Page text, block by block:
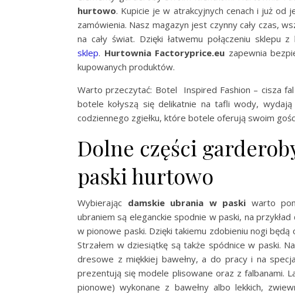
hurtowo. Kupicie je w atrakcyjnych cenach i już od
zamówienia. Nasz magazyn jest czynny cały czas,
na cały świat. Dzięki łatwemu połączeniu
sklep. Hurtownia Factoryprice.eu zapewnia
kupowanych produktów.
Warto przeczytać: Botel Inspired Fashion – cisza
botele kołyszą się delikatnie na tafli wody,
codziennego zgiełku, które botele oferują swoim
Dolne części
paski hurtowo
Wybierając damskie ubrania w paski warto
ubraniem są eleganckie spodnie w paski, na
w pionowe paski. Dzięki takiemu zdobieniu nogi będą
Strzałem w dziesiątkę są także spódnice w paski.
dresowe z miękkiej bawełny, a do pracy i na
prezentują się modele plisowane oraz z falbanami.
pionowe) wykonane z bawełny albo lekkich,